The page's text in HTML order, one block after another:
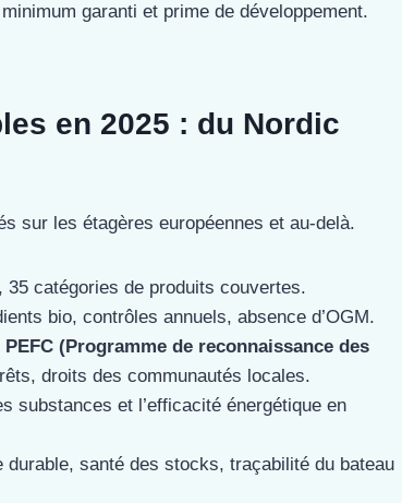
garanti et prime de développement.
en 2025 : du Nordic
sur les étagères européennes et au-delà.
catégories de produits couvertes.
bio, contrôles annuels, absence d’OGM.
PEFC (Programme de reconnaissance des
droits des communautés locales.
substances et l’efficacité énergétique en
durable, santé des stocks, traçabilité du bateau